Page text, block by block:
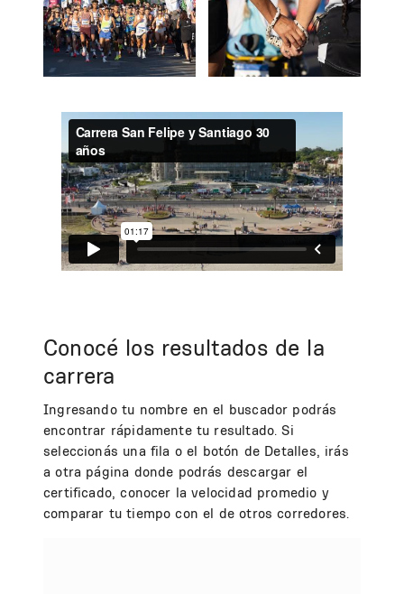
Conocé los resultados de la
carrera
Ingresando tu nombre en el buscador podrás
encontrar rápidamente tu resultado. Si
seleccionás una fila o el botón de Detalles, irás
a otra página donde podrás descargar el
certificado, conocer la velocidad promedio y
comparar tu tiempo con el de otros corredores.